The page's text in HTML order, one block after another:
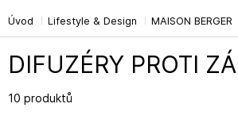
Úvod Lifestyle & Design MAISON BERGER
DIFUZÉRY PROTI
10 produktů